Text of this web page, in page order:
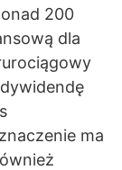
200
dla
ma